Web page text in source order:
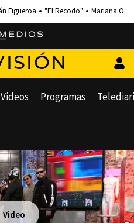
Figueroa "El Recodo" Mariana
Programas
Video